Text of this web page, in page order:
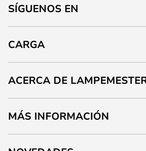
SÍGUENOS EN
CARGA
ACERCA DE
MÁS INFORMACIÓN